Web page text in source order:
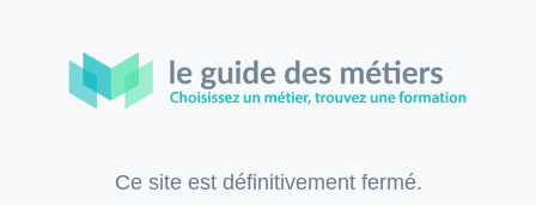
Ce site est définitivement fermé.